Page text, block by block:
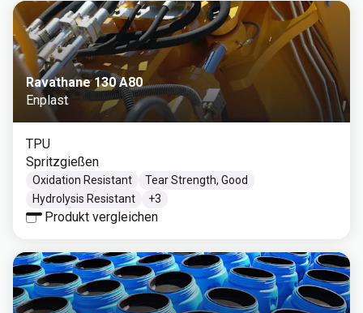
Ravathane 130 A80
Enplast
TPU
Spritzgießen
Oxidation Resistant
Tear Strength, Good
Hydrolysis Resistant
+3
Produkt vergleichen